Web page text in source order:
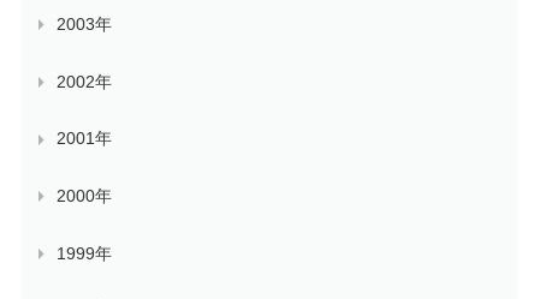
2003年
2002年
2001年
2000年
1999年